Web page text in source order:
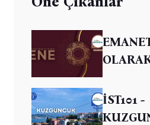
İST101 -